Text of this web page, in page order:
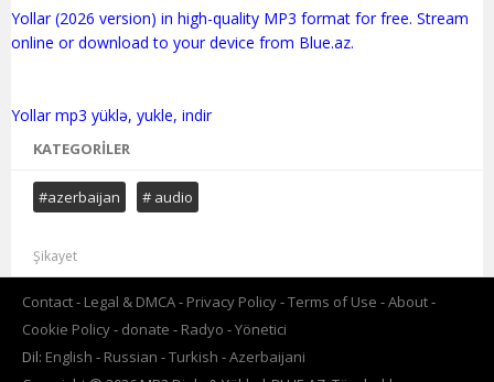
Yollar (2026 version) in high-quality MP3 format for free. Stream
online or download to your device from Blue.az.
KATEGORILER
#azerbaijan # audio
Şikayet
Contact Legal & DMCA Privacy Policy Terms of Use
About
Cookie Policy
donate Radyo
Yönetici
Dil: English Russian Turkish
Azerbaijani